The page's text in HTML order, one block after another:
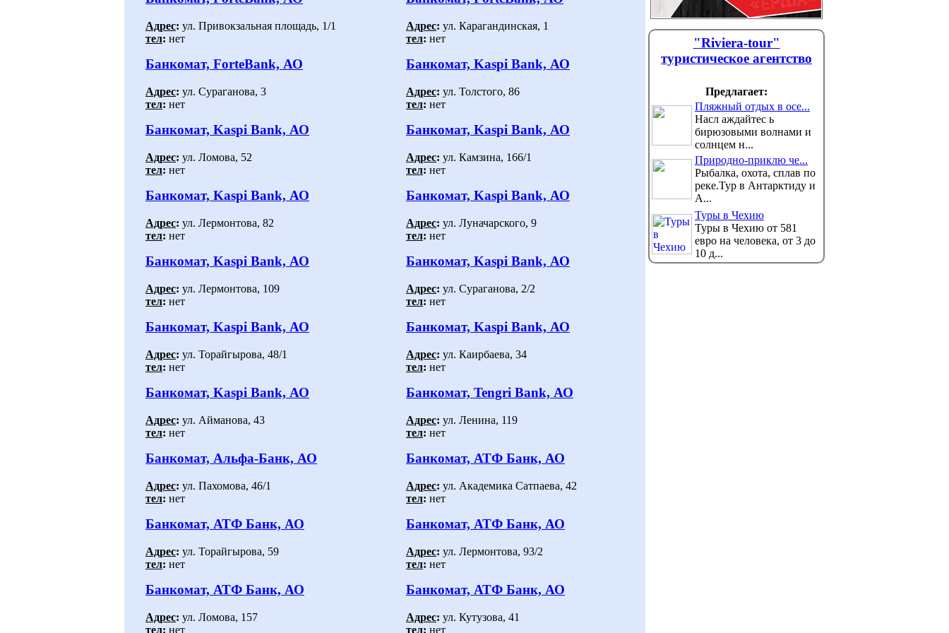
Адрес: ул. Привокзальная площадь, 1/1
тел: нет
Адрес: ул. Карагандинская, 1
тел: нет
Банкомат, ForteBank, АО
Адрес: ул. Сураганова, 3
тел: нет
Банкомат, Kaspi Bank, АО
Адрес: ул. Толстого, 86
тел: нет
Банкомат, Kaspi Bank, АО
Адрес: ул. Ломова, 52
тел: нет
Банкомат, Kaspi Bank, АО
Адрес: ул. Камзина, 166/1
тел: нет
Банкомат, Kaspi Bank, АО
Адрес: ул. Лермонтова, 82
тел: нет
Банкомат, Kaspi Bank, АО
Адрес: ул. Луначарского, 9
тел: нет
Банкомат, Kaspi Bank, АО
Адрес: ул. Лермонтова, 109
тел: нет
Банкомат, Kaspi Bank, АО
Адрес: ул. Сураганова, 2/2
тел: нет
Банкомат, Kaspi Bank, АО
Адрес: ул. Торайгырова, 48/1
тел: нет
Банкомат, Kaspi Bank, АО
Адрес: ул. Каирбаева, 34
тел: нет
Банкомат, Kaspi Bank, АО
Адрес: ул. Айманова, 43
тел: нет
Банкомат, Tengri Bank, АО
Адрес: ул. Ленина, 119
тел: нет
Банкомат, Альфа-Банк, АО
Адрес: ул. Пахомова, 46/1
тел: нет
Банкомат, АТФ Банк, АО
Адрес: ул. Академика Сатпаева, 42
тел: нет
Банкомат, АТФ Банк, АО
Адрес: ул. Торайгырова, 59
тел: нет
Банкомат, АТФ Банк, АО
Адрес: ул. Лермонтова, 93/2
тел: нет
Банкомат, АТФ Банк, АО
Адрес: ул. Ломова, 157
тел: нет
Банкомат, АТФ Банк, АО
Адрес: ул. Кутузова, 41
тел: нет
"Riviera-tour"
туристическое агентство
Предлагает:
Пляжный отдых в осе...
Насл аждайтес ь
бирюзовыми волнами и
солнцем н...
Природно-приклю че...
Рыбалка, охота, сплав по
реке.Тур в Антарктиду и
А...
Туры в Чехию
Туры в Чехию от 581
евро на человека, от 3 до
10 д...